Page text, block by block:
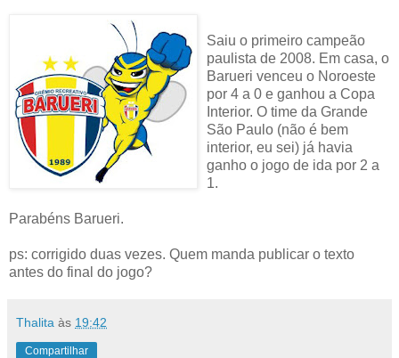
Saiu o primeiro campeão
paulista de 2008. Em casa, o
Barueri venceu o Noroeste
por 4 a 0 e ganhou a Copa
Interior. O time da Grande
São Paulo (não é bem
interior, eu sei) já havia
ganho o jogo de ida por 2 a
1.
Parabéns Barueri.
ps: corrigido duas vezes. Quem manda publicar o texto
antes do final do jogo?
Thalita às 19:42
Compartilhar